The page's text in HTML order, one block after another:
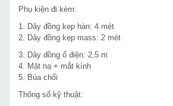
Phụ kiện đi kèm:
1. Dây đồng kẹp hàn: 4 mét
2. Dây đồng kẹp mass: 2 mét
3. Dây đồng ổ điện: 2,5 m
4. Mặt nạ + mắt kính
5. Búa chổi
Thông số kỹ thuật: